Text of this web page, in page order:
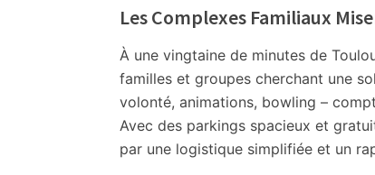
Amoureux,
célibataires,
festifs
★
1er
de
Les Complexes Familiaux
À une vingtaine de minutes de
familles et groupes cherchant une
volonté, animations, bowling –
Avec des parkings spacieux et
par une logistique simplifiée et un